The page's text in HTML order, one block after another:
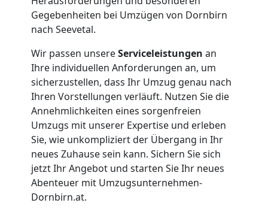
Gegebenheiten bei Umzügen von Dornbirn
nach Seevetal.
Wir passen unsereServiceleistungen an
Ihre individuellen Anforderungen an, um
sicherzustellen, dass Ihr Umzug genau nach
Ihren Vorstellungen verläuft. Nutzen Sie die
Annehmlichkeiten eines sorgenfreien
Umzugs mit unserer Expertise und erleben
Sie, wie unkompliziert der Übergang in Ihr
neues Zuhause sein kann. Sichern Sie sich
jetzt Ihr Angebot und starten Sie Ihr neues
Abenteuer mit Umzugsunternehmen-
Dornbirn.at.
Firmenumzug
Dornbirn
Büroumzug
Dornbirn
Expressumzug
Dornbirn